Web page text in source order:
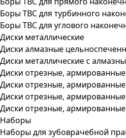
Боры ТВС для турбинного
Боры ТВС для углового
Диски металлические
Диски алмазные
Диски металлические с
Диски отрезные, армированные
Диски отрезные,
Диски отрезные,
Диски отрезные,
Наборы
Наборы для зубоврачебной